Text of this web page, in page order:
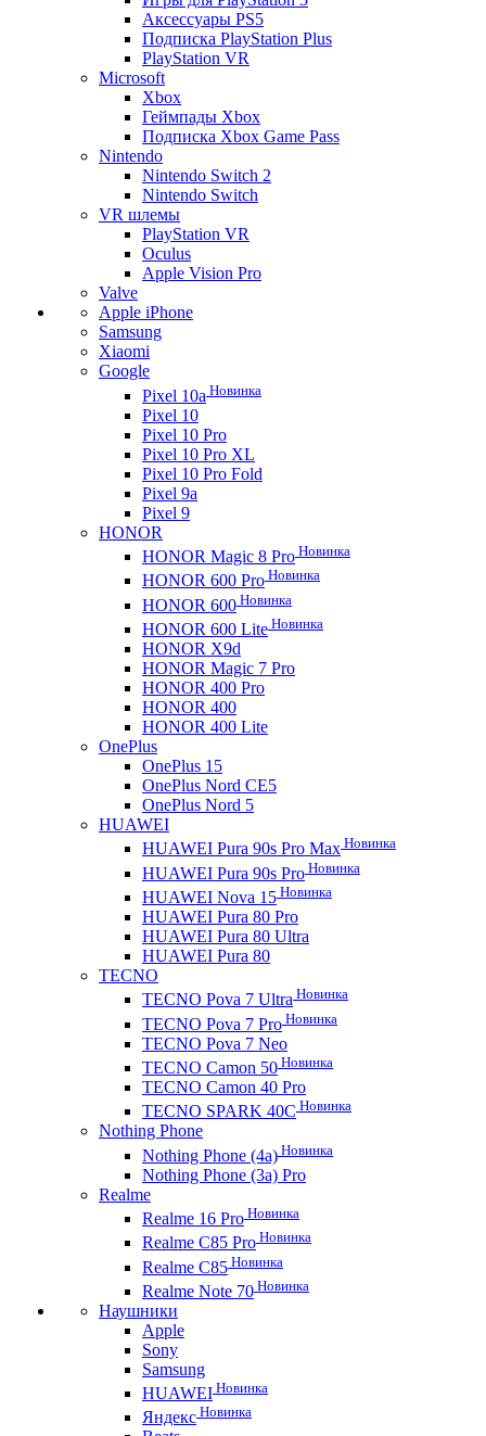
Аксессуары PS5
Подписка PlayStation Plus
PlayStation VR
Microsoft
Xbox
Геймпады Xbox
Подписка Xbox Game Pass
Nintendo
Nintendo Switch 2
Nintendo Switch
VR шлемы
PlayStation VR
Oculus
Apple Vision Pro
Valve
Apple iPhone
Samsung
Xiaomi
Google
Pixel 10a Новинка
Pixel 10
Pixel 10 Pro
Pixel 10 Pro XL
Pixel 10 Pro Fold
Pixel 9a
Pixel 9
HONOR
HONOR Magic 8 Pro Новинка
HONOR 600 Pro Новинка
HONOR 600 Новинка
HONOR 600 Lite Новинка
HONOR X9d
HONOR Magic 7 Pro
HONOR 400 Pro
HONOR 400
HONOR 400 Lite
OnePlus
OnePlus 15
OnePlus Nord CE5
OnePlus Nord 5
HUAWEI
HUAWEI Pura 90s Pro Max Новинка
HUAWEI Pura 90s Pro Новинка
HUAWEI Nova 15 Новинка
HUAWEI Pura 80 Pro
HUAWEI Pura 80 Ultra
HUAWEI Pura 80
TECNO
TECNO Pova 7 Ultra Новинка
TECNO Pova 7 Pro Новинка
TECNO Pova 7 Neo
TECNO Camon 50 Новинка
TECNO Camon 40 Pro
TECNO SPARK 40C Новинка
Nothing Phone
Nothing Phone (4a) Новинка
Nothing Phone (3a) Pro
Realme
Realme 16 Pro Новинка
Realme C85 Pro Новинка
Realme C85 Новинка
Realme Note 70 Новинка
Наушники
Apple
Sony
Samsung
HUAWEI Новинка
Яндекс Новинка